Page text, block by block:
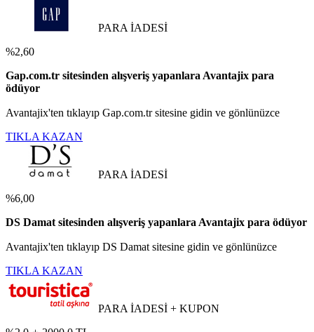
PARA İADESİ
%2,60
Gap.com.tr sitesinden alışveriş yapanlara Avantajix para
ödüyor
Avantajix'ten tıklayıp Gap.com.tr sitesine gidin ve gönlünüzce
TIKLA KAZAN
PARA İADESİ
%6,00
DS Damat sitesinden alışveriş yapanlara Avantajix para ödüyor
Avantajix'ten tıklayıp DS Damat sitesine gidin ve gönlünüzce
TIKLA KAZAN
PARA İADESİ + KUPON